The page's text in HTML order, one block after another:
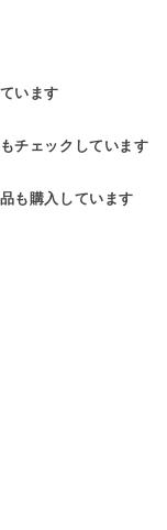
います
チェックしています
も購入しています